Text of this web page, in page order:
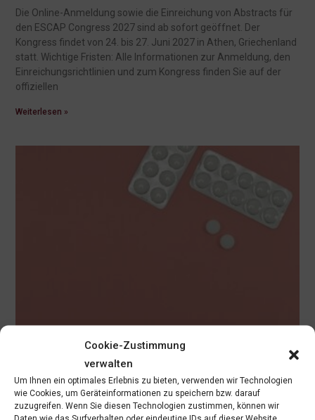
Cookie-Zustimmung
verwalten
Um Ihnen ein optimales Erlebnis zu bieten, verwenden wir Technologien
wie Cookies, um Geräteinformationen zu speichern bzw. darauf
zuzugreifen. Wenn Sie diesen Technologien zustimmen, können wir
Daten wie das Surfverhalten oder eindeutige IDs auf dieser Website
Die Online-Anmeldung sowie die Einreichung von Abstracts für
den ESCAP Congress 2027 sind ab sofort geöffnet. Der
Kongress findet von 24. bis 27. Juni 2027 in Athen, Griechenland
statt. Wichtige Fristen: Alle Informationen zur Anmeldung, den
Einreichungsrichtlinien und zum Kongress finden Sie auf der
offiziellen
Weiterlesen »